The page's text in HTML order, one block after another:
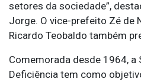
setores da sociedade”,
Jorge. O vice-prefeito Zé de
Ricardo Teobaldo também
Comemorada desde 1964, a
Deficiência tem como